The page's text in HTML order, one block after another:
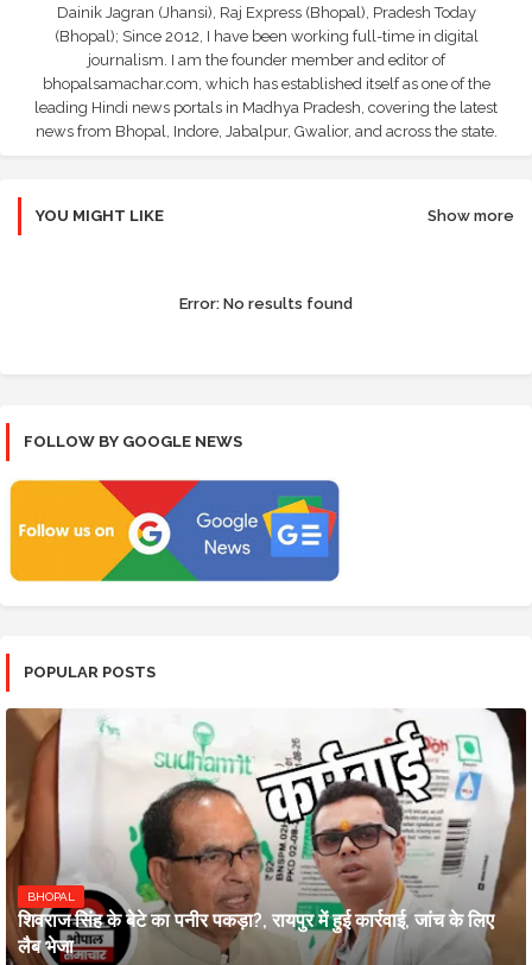
Dainik Jagran (Jhansi), Raj Express (Bhopal), Pradesh Today
(Bhopal); Since 2012, I have been working full-time in digital
journalism. I am the founder member and editor of
bhopalsamachar.com, which has established itself as one of the
leading Hindi news portals in Madhya Pradesh, covering the latest
news from Bhopal, Indore, Jabalpur, Gwalior, and across the state.
YOU MIGHT LIKE Show more
Error: No results found
FOLLOW BY GOOGLE NEWS
POPULAR POSTS
BHOPAL
शिवराज सिंह के बेटे का पनीर पकड़ा?, रायपुर में हुई कार्रवाई, जांच के लिए
लैब भेजा